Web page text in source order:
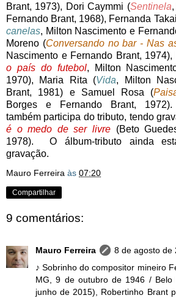
Brant, 1973), Dori Caymmi (Sentinela
Fernando Brant, 1968), Fernanda
canelas, Milton Nascimento e
Moreno (Conversando no bar - Nas
Nascimento e Fernando Brant,
o país do futebol, Milton
1970), Maria Rita (Vida, Milton
Brant, 1981) e Samuel Rosa (
Borges e Fernando Brant, 1972).
também participa do tributo, tendo
é o medo de ser livre (Beto
1978). O álbum-tributo ainda
gravação.
Mauro Ferreira às 07:20
Compartilhar
9 comentários:
Mauro Ferreira
8 de agosto de
♪ Sobrinho do compositor mineiro
MG, 9 de outubro de 1946 /
junho de 2015), Robertinho Brant